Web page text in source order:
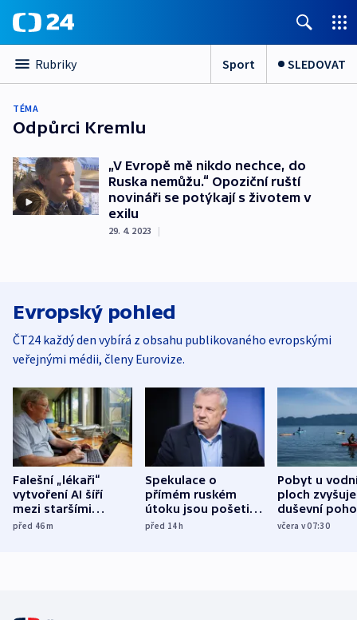
Rubriky Sport SLEDOVAT
TÉMA
Odpůrci Kremlu
„V Evropě mě nikdo nechce, do
Ruska nemůžu.“ Opoziční ruští
novináři se potýkají s životem v
exilu
29. 4. 2023 |
Evropský pohled
ČT24 každý den vybírá z obsahu publikovaného evropskými
veřejnými médii, členy Eurovize.
Falešní „lékaři“
vytvoření AI šíří
mezi staršími
Poláky nebezpečné
před 46m
Spekulace o
přímém ruském
útoku jsou pošetilé,
míní estonský
před 14h
Pobyt u
ploch zvyšuje
duševní
ukázala
včera v 07:30